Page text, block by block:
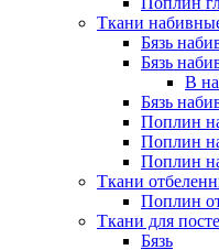
Ткани
Бязь
Бязь
В
Бязь
Поплин
Поплин
Поплин
Ткани
Поплин
Ткани для
Бязь